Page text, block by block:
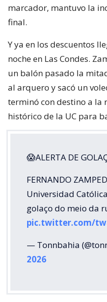
marcador, mantuvo la
final.
Y ya en los descuentos
noche en Las Condes.
un balón pasado la
al arquero y sacó un
terminó con destino a la
histórico de la UC para
😱ALERTA DE
FERNANDO
Universidad
golaço do meio da
pic.twitter.com/
— Tonnbahia
2026